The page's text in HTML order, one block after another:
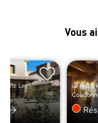
Vous
Gîte Le
À 0.5